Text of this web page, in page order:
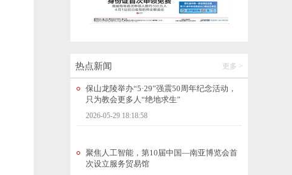
热点新闻 更多 >
幼儿园食品安全新规6月1日施行
保山龙陵举办“5·29”强震50周年纪念活动，
只为教会更多人“绝地求生”
2026-05-29 18:18:58
聚焦人工智能，第10届中国—南亚博览会首
次设立服务贸易馆